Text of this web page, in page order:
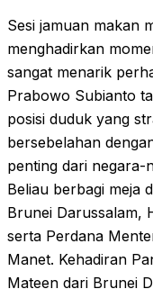
Sesi jamuan makan
menghadirkan
sangat menarik
Prabowo Subianto
posisi duduk yang
bersebelahan
penting dari negara-
Beliau berbagi meja
Brunei Darussalam,
serta Perdana
Manet. Kehadiran
Mateen dari Brunei